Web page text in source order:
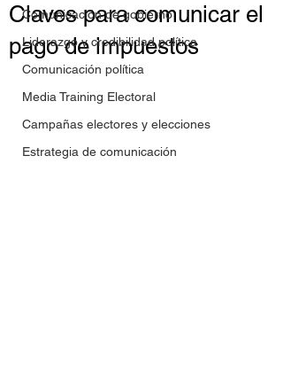
Comunicación de gobierno
Liderazgo y credibilidad política
Comunicación política
Media Training Electoral
Campañas electores y elecciones
Estrategia de comunicación
Claves para comunicar el
pago de impuestos